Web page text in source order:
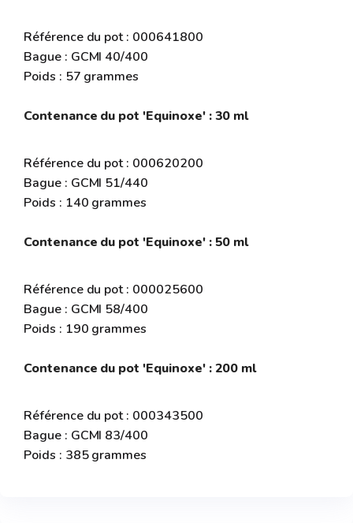
Référence du pot : 000641800
Bague : GCMI 40/400
Poids : 57 grammes
Contenance du pot 'Equinoxe' : 30 ml
Référence du pot : 000620200
Bague : GCMI 51/440
Poids : 140 grammes
Contenance du pot 'Equinoxe' : 50 ml
Référence du pot : 000025600
Bague : GCMI 58/400
Poids : 190 grammes
Contenance du pot 'Equinoxe' : 200 ml
Référence du pot : 000343500
Bague : GCMI 83/400
Poids : 385 grammes